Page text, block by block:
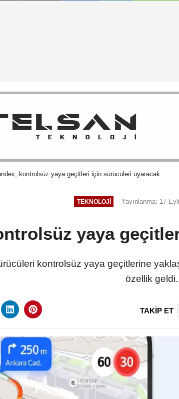
kontrolsüz yaya geçitleri için sürücüleri uyaracak
TEKNOLOJI Yayınlanma: 17
yaya
kontrolsüz yaya geçitlerine
özellik geldi.
TAKİP ET